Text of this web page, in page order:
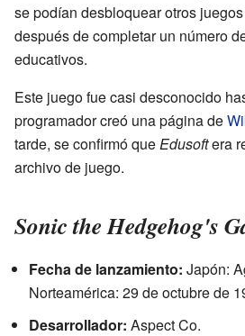
se podían desbloquear otros
después de completar un número
educativos.
Este juego fue casi desconocido
programador creó una página de
tarde, se confirmó que Edusoftera
archivo de juego.
Sonic the Hedgehog's
Fecha de lanzamiento: Japón:
Norteamérica: 29 de octubre de
Desarrollador: Aspect Co.